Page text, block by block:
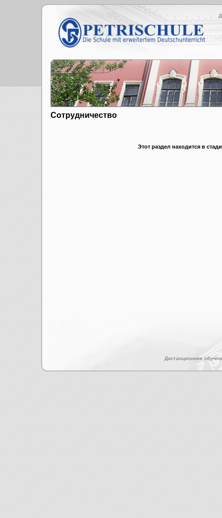
Сотрудничество
Этот раздел находится в
Дистанционное